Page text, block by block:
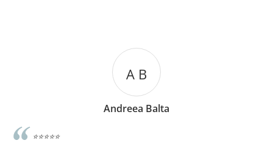
A C
Andreea Cicu